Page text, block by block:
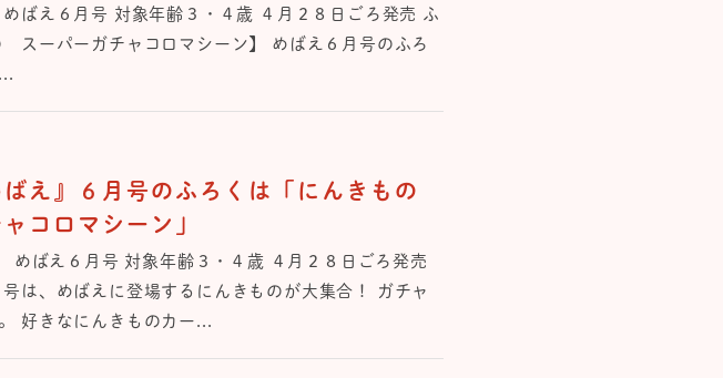
ばえ６月号 対象年齢３・４歳 ４月２８日ごろ発売 ふ
スーパーガチャコロマシーン】 めばえ６月号のふろ
ばえ』６月号のふろくは「にんきもの
コロマシーン」
ばえ６月号 対象年齢３・４歳 ４月２８日ごろ発売
は、めばえに登場するにんきものが大集合！ ガチャ
好きなにんきものカー...